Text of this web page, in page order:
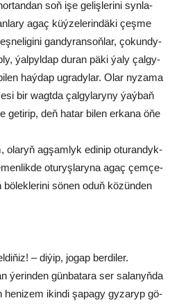
soň işe ge­liş­le­ri­ni syn­la­
agaç küý­ze­le­rin­dä­ki çeş­me
gan­dy­ran­soň­lar, ço­kun­dy­
ýal­pyl­dap du­ran pä­ki ýa­ly çal­gy­
haý­dap ug­ra­dy­lar. Olar ny­za­ma
bir wagt­da çal­gy­la­ry­ny ýaý­baň
ge­ti­rip, deň ha­tar bi­len er­ka­na öňe
ola­ryň ag­şam­lyk edi­nip otu­ran­dyk­
otu­ryş­la­ry­na agaç çem­çe­
bö­lek­le­ri­ni sö­nen oduň kö­zün­den
– di­ýip, jo­gap ber­di­ler.
ýe­rin­den gün­ba­ta­ra ser sa­la­nyň­da
he­ni­zem ikin­di şa­pa­gy gy­za­ryp gö­